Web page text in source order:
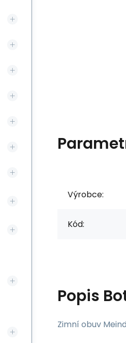
Výrobce:
Kód:
Popis
Zimní obuv